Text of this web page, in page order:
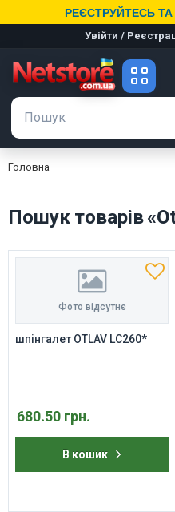
РЕЄСТРУЙТЕСЬ
Увійти /
Головна
Пошук товарів
Фото відсутнє
шпінгалет OTLAV LC260*
680.50 грн.
В кошик